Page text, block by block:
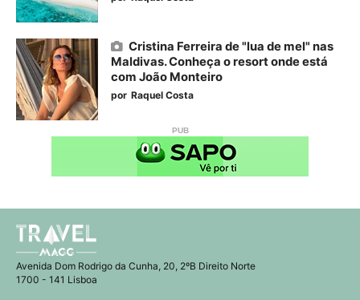
Cristina Ferreira de "lua de mel" nas
Maldivas. Conheça o resort onde está
com João Monteiro
por Raquel Costa
Avenida Dom Rodrigo da Cunha, 20, 2ºB Direito Norte
1700 - 141 Lisboa